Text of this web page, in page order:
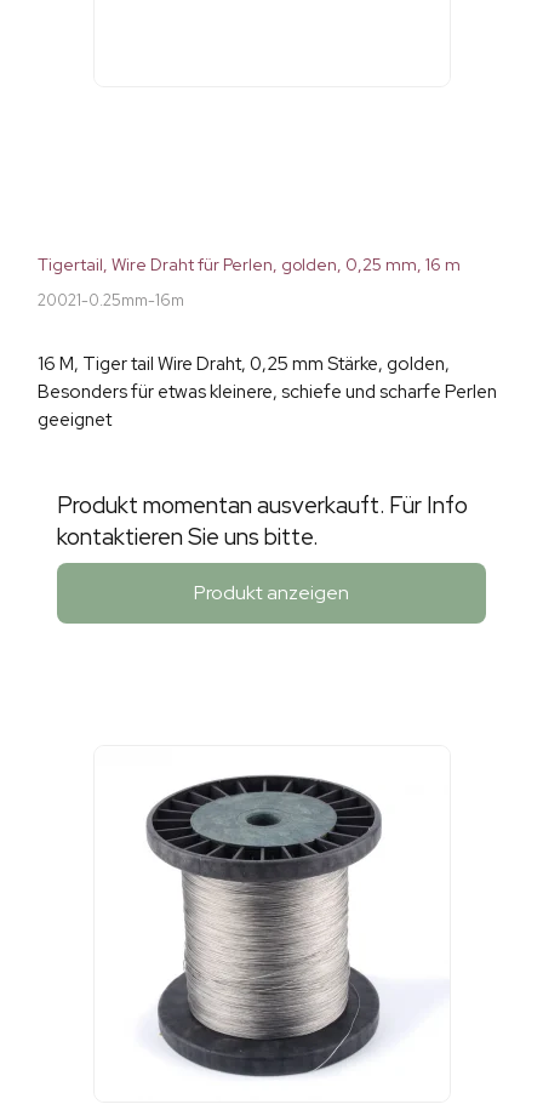
Tigertail, Wire Draht für Perlen, golden, 0,25 mm, 16 m
20021-0.25mm-16m
16 M, Tiger tail Wire Draht, 0,25 mm Stärke, golden,
Besonders für etwas kleinere, schiefe und scharfe Perlen
geeignet
Produkt momentan ausverkauft. Für Info
kontaktieren Sie uns bitte.
Produkt anzeigen